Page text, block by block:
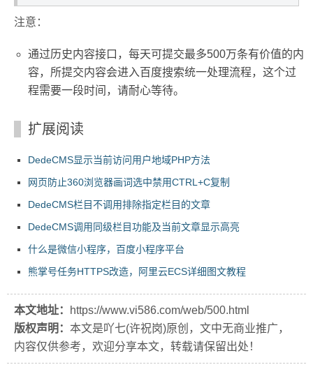
注意：
通过历史内容接口，每天可提交最多500万条有价值的内
容，所提交内容会进入百度搜索统一处理流程，这个过
程需要一段时间，请耐心等待。
扩展阅读
DedeCMS显示当前访问用户地域PHP方法
网页防止360浏览器画词选中禁用CTRL+C复制
DedeCMS栏目不调用排除指定栏目的文章
DedeCMS调用同级栏目功能及当前文章显示高亮
什么是微信小程序，百度小程序平台
熊掌号任务HTTPS改造，阿里云ECS详细图文教程
本文地址：
https://www.vi586.com/web/500.html
版权声明： 本文是吖七(许祝岗)原创，文中无商业推广，
内容仅供参考，欢迎分享本文，转载请保留出处！